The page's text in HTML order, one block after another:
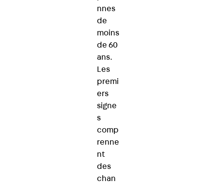
nnes
de
moins
de 60
ans.
Les
premi
ers
signe
s
comp
renne
nt
des
chan